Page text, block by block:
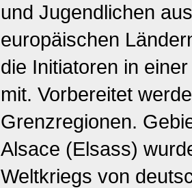
und Jugendlichen
europäischen
die Initiatoren in
mit. Vorbereitet
Grenzregionen.
Alsace (Elsass)
Weltkriegs von